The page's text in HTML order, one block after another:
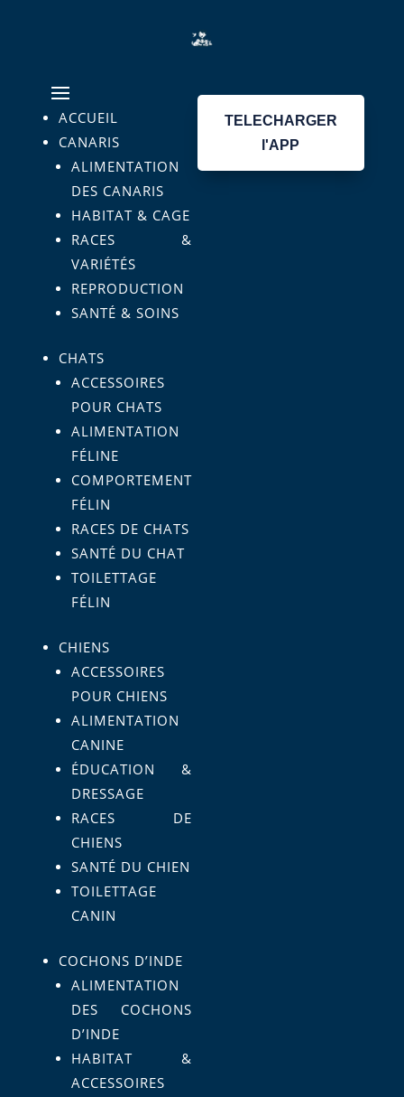
ACCUEIL
CANARIS
ALIMENTATION
DES CANARIS
HABITAT & CAGE
RACES &
VARIÉTÉS
REPRODUCTION
SANTÉ & SOINS
CHATS
ACCESSOIRES
POUR CHATS
ALIMENTATION
FÉLINE
COMPORTEMENT
FÉLIN
RACES DE CHATS
SANTÉ DU CHAT
TOILETTAGE
FÉLIN
CHIENS
ACCESSOIRES
POUR CHIENS
ALIMENTATION
CANINE
ÉDUCATION &
DRESSAGE
RACES DE
CHIENS
SANTÉ DU CHIEN
TOILETTAGE
CANIN
COCHONS D’INDE
ALIMENTATION
DES COCHONS
D’INDE
HABITAT &
ACCESSOIRES
TELECHARGER
l'APP